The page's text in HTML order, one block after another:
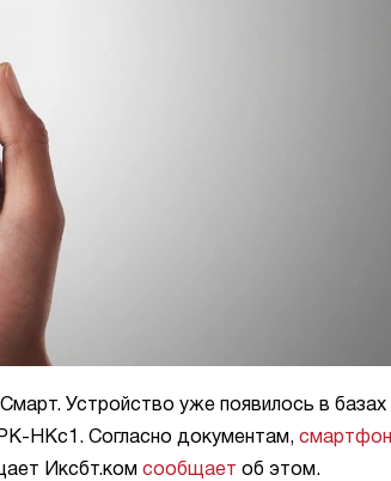
Устройство уже появилось в базах
НКс1. Согласно документам, смартфон
Иксбт.ком сообщает об этом.